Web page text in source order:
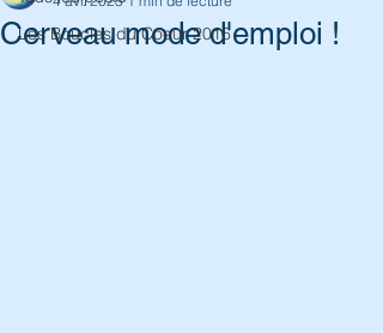
Les Boucles du Coeur 2016
Cerveau mode d'emploi !